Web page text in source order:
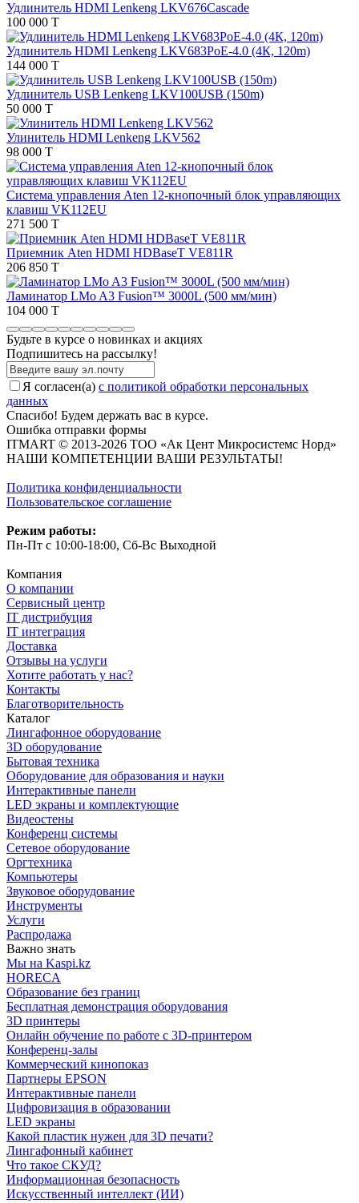
Удлинитель HDMI Lenkeng LKV676Cascade
100 000 T
Удлинитель HDMI Lenkeng LKV683PoE-4.0 (4К, 120m)
144 000 T
Удлинитель USB Lenkeng LKV100USB (150m)
50 000 T
Улинитель HDMI Lenkeng LKV562
98 000 T
Система управления Aten 12-кнопочный блок управляющих
клавиш VK112EU
271 500 T
Приемник Aten HDMI HDBaseT VE811R
206 850 T
Ламинатор LMo A3 Fusion™ 3000L (500 мм/мин)
104 000 T
Будьте в курсе о новинках и акциях
Подпишитесь на рассылкy!
Я согласен(a) с политикой обработки персональных
данных
Спасибо! Будем держать вас в курсе.
Ошибка отправки формы
ITMART © 2013-2026 ТОО «Ак Цент Микросистемс Норд»
НАШИ КОМПЕТЕНЦИИ ВАШИ РЕЗУЛЬТАТЫ!
Политика конфиденциальности
Пользовательское соглашение
Режим работы:
Пн-Пт с 10:00-18:00, Сб-Вс Выходной
Компания
О компании
Сервисный центр
IT дистрибуция
IT интеграция
Доставка
Отзывы на услуги
Хотите работать у нас?
Контакты
Благотворительность
Каталог
Лингафонное оборудование
3D оборудование
Бытовая техника
Оборудование для образования и науки
Интерактивные панели
LED экраны и комплектующие
Видеостены
Конференц системы
Сетевое оборудование
Оргтехника
Компьютеры
Звуковое оборудование
Инструменты
Услуги
Распродажа
Важно знать
Мы на Kaspi.kz
HORECA
Образование без границ
Бесплатная демонстрация оборудования
3D принтеры
Онлайн обучение по работе с 3D-принтером
Конференц-залы
Коммерческий кинопоказ
Партнеры EPSON
Интерактивные панели
Цифровизация в образовании
LED экраны
Какой пластик нужен для 3D печати?
Лингафонный кабинет
Что такое СКУД?
Информационная безопасность
Искусственный интеллект (ИИ)